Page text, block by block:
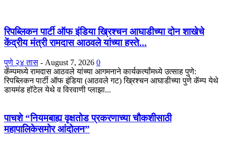
रिपब्लिकन पार्टी ऑफ इंडिया ख्रिश्चन आघाडीच्या दोन शाखेचे
केंद्रीय मंत्री रामदास आठवले यांच्या हस्ते...
पुणे २४ तास - August 7, 2026 0
कॅम्पमध्ये रामदास आठवले यांच्या आगमनाने कार्यकर्त्यांमध्ये उत्साह पुणे:
रिपब्लिकन पार्टी ऑफ इंडिया (आठवले गट) ख्रिश्चन आघाडीच्या पुणे कॅम्प येथे
डायमंड हॉटेल येथे व विरवाणी प्लाझा...
पाचशे “नियमबाह्य वृक्षतोड प्रकरणाच्या चौकशीसाठी
महापालिकेसमोर आंदोलन”